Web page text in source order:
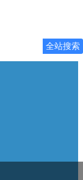
全站搜索